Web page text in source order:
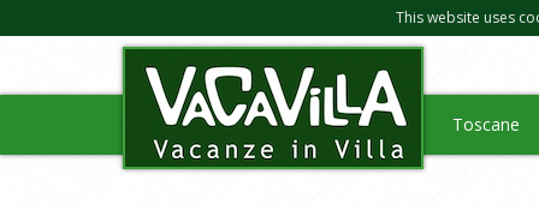
This website uses
Toscane